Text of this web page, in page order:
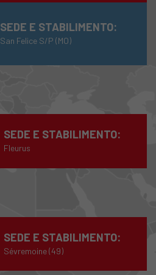
SEDE E STABILIMENTO:
Fleurus
SEDE E STABILIMENTO:
Sévremoine (49)
SEDE E STABILIMENTO:
San Felice S/P (MO)